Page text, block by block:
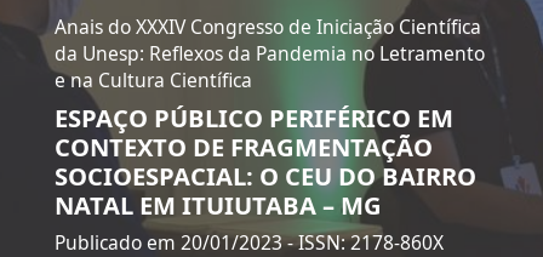
Anais do XXXIV Congresso de Iniciação Científica
da Unesp: Reflexos da Pandemia no Letramento
e na Cultura Científica
ESPAÇO PÚBLICO PERIFÉRICO EM
CONTEXTO DE FRAGMENTAÇÃO
SOCIOESPACIAL: O CEU DO BAIRRO
NATAL EM ITUIUTABA – MG
Publicado em 20/01/2023- ISSN: 2178-860X